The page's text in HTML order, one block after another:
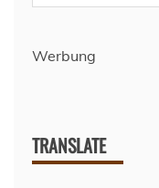
nach:
Werbung
TRANSLATE